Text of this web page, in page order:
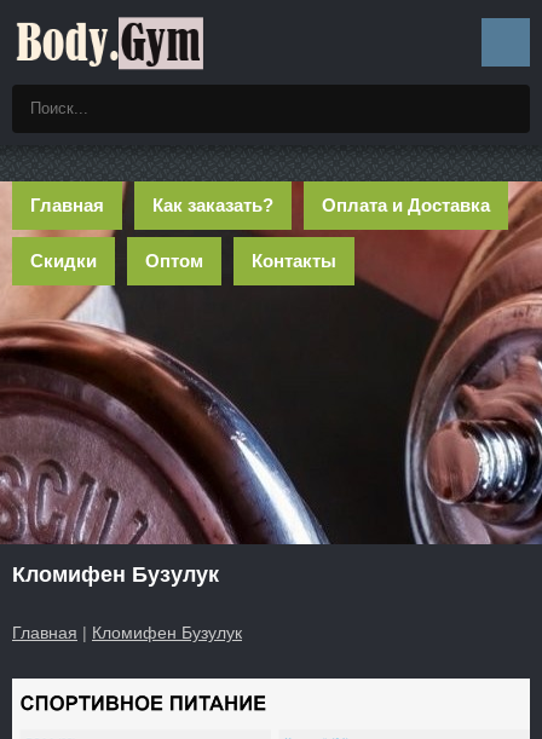
Главная Как заказать? Оплата и Доставка
Скидки Оптом Контакты
Кломифен Бузулук
Главная | Кломифен Бузулук